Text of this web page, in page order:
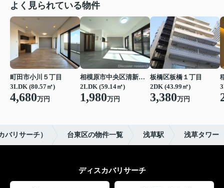
よく見られている物件
町田市小川５丁目
3LDK (80.57㎡)
4,680万円
相模原市中央区清新２丁目
2LDK (59.14㎡)
1,980万円
板橋区板橋１丁目
2DK (43.99㎡)
3,380万円
バリサーチ） 台東区の物件一覧 浅草駅 浅草タワー
ディスカバリサーチ